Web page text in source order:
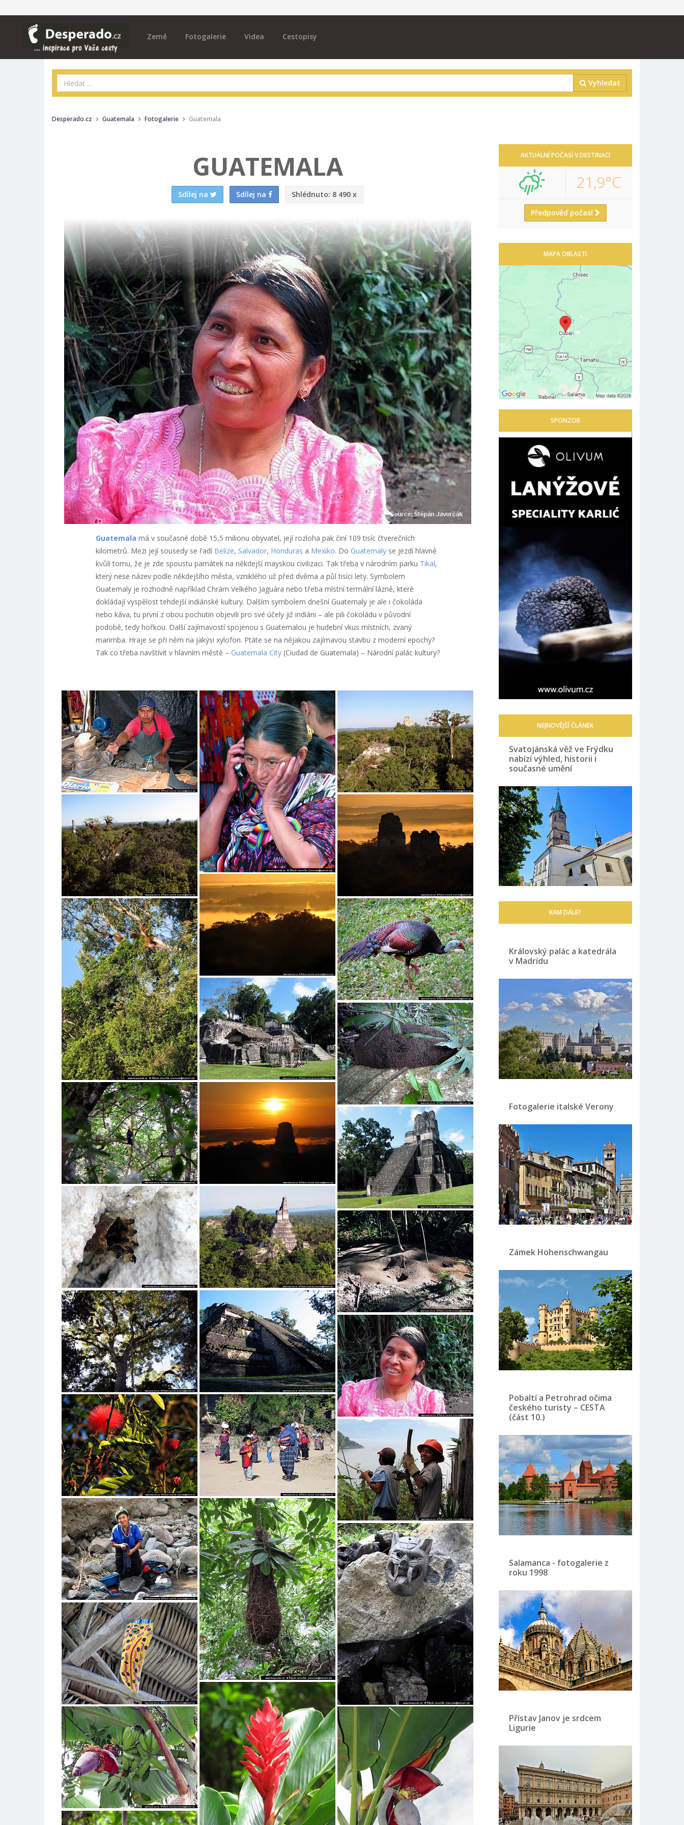
Země Fotogalerie Videa Cestopisy
Vyhledat
Desperado.cz Guatemala Fotogalerie Guatemala
GUATEMALA
Sdílej na Sdílej na Shlédnuto: 8 490 x
Guatemala má v současné době 15,5 milionu obyvatel, její rozloha pak činí 109 tisíc čtverečních
kilometrů. Mezi její sousedy se řadí Belize, Salvador, Honduras a Mexiko. Do Guatemalyse jezdí hlavně
kvůli tomu, že je zde spoustu památek na někdejší mayskou civilizaci. Tak třeba v národním parku Tikal,
který nese název podle někdejšího města, vzniklého už před dvěma a půl tisíci lety. Symbolem
Guatemaly je rozhodně například Chrám Velkého Jaguára nebo třeba místní termální lázně, které
dokládají vyspělost tehdejší indiánské kultury. Dalším symbolem dnešní Guatemaly je ale i čokoláda
nebo káva, tu první z obou pochutin objevili pro své účely již indiáni – ale pili čokoládu v původní
podobě, tedy hořkou. Další zajímavostí spojenou s Guatemalou je hudební vkus místních, zvaný
marimba. Hraje se při něm na jakýsi xylofon. Ptáte se na nějakou zajímavou stavbu z moderní epochy?
Tak co třeba navštívit v hlavním městě – Guatemala City(Ciudad de Guatemala) – Národní palác kultury?
AKTUÁLNÍ POČASÍ V DESTINACI
21,9°C
Předpověď počasí
MAPA OBLASTI
SPONZOR
NEJNOVĚJŠÍ ČLÁNEK
Svatojánská věž ve Frýdku
nabízí výhled, historii i
současné umění
KAM DÁLE?
Královský palác a katedrála
v Madridu
Fotogalerie italské Verony
Zámek Hohenschwangau
Pobaltí a Petrohrad očima
českého turisty – CESTA
(část 10.)
Salamanca - fotogalerie z
roku 1998
Přístav Janov je srdcem
Ligurie